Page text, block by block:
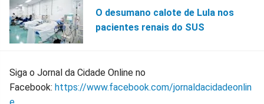
O desumano calote de Lula nos
pacientes renais do SUS
Siga o Jornal da Cidade Online no
Facebook: https://www.facebook.com/jornaldacidadeonlin